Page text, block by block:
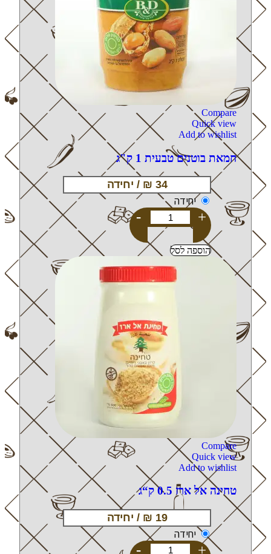
Compare
Quick view
Add to wishlist
חמאת בוטנים טבעית 1 ק"ג
יחידה
+
-
הוספה לסל
Compare
Quick view
Add to wishlist
טחינה אל ארז 0.5 ק“ג
יחידה
+
-